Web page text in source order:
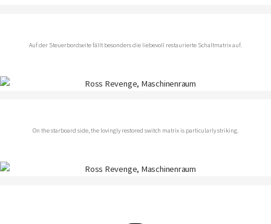
Auf der Steuerbordseite fällt besonders die liebevoll restaurierte Schaltmatrix auf.
On the starboard side, the lovingly restored switch matrix is particularly striking.